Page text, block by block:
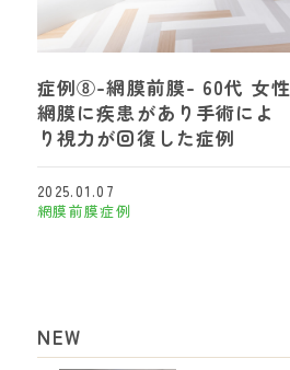
症例⑧-網膜前膜- 60代 女性
網膜に疾患があり手術によ
り視力が回復した症例
2025.01.07
網膜前膜症例
NEW